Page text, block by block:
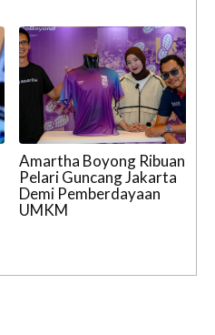
Amartha Boyong Ribuan
Pelari Guncang Jakarta
Demi Pemberdayaan
UMKM